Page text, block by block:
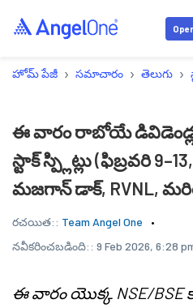
హోమ్ పేజీ › సమాచారం › తెలుగు ›
ఈ వారం రాబోయే
స్టాక్ స్ప్లిట్లు (ఫిబ్రవరి
మజగాన్ డాక్, RVNL,
రచయిత:: Team Angel One
నవీకరించబడింది:: 9 Feb 2026, 6:28
ఈ వారం యొక్క NSE/BSE